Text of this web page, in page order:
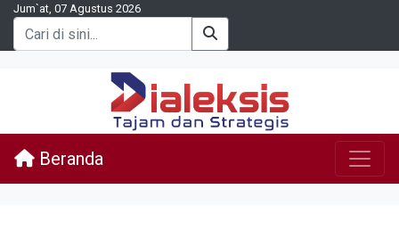
Jum`at, 07 Agustus 2026
Beranda